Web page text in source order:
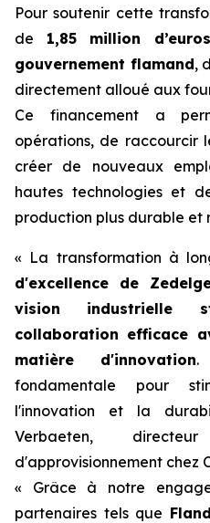
Pour soutenir cette
de 1,85 million
gouvernement flamand,
directement alloué aux
Ce financement a
opérations, de raccourcir
créer de nouveaux
hautes technologies et
production plus durable et
« La transformation à
d'excellence de
vision industrielle
collaboration efficace
matière d'innovation.
fondamentale pour
l'innovation et la
Verbaeten,
d'approvisionnement chez
« Grâce à notre
partenaires tels que